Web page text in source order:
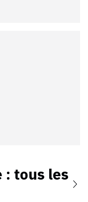
: tous les